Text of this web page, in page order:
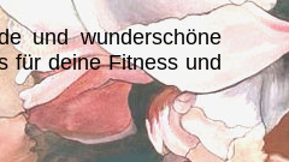
und wunderschöne
für deine Fitness und